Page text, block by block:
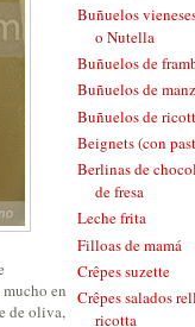
en
de oliva,
Buñuelos
o Nutella
Buñuelos de
Buñuelos de
Buñuelos de
Beignets (con
Berlinas de
de fresa
Leche frita
Filloas de mamá
Crêpes suzette
Crêpes salados
ricotta